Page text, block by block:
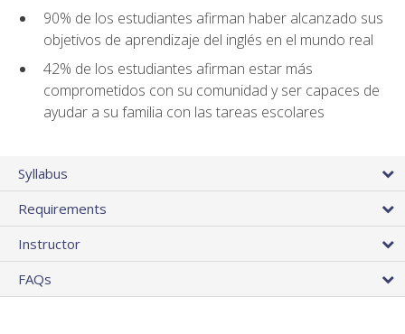
90% de los estudiantes afirman haber alcanzado sus
objetivos de aprendizaje del inglés en el mundo real
42% de los estudiantes afirman estar más
comprometidos con su comunidad y ser capaces de
ayudar a su familia con las tareas escolares
Syllabus
Requirements
Instructor
FAQs